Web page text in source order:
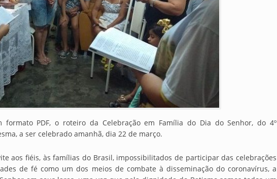
formato PDF, o roteiro da Celebração em Família do Dia do Senhor, do 4º
a ser celebrado amanhã, dia 22 de março.
aos fiéis, às famílias do Brasil, impossibilitados de participar das celebrações
de fé como um dos meios de combate à disseminação do coronavírus, a